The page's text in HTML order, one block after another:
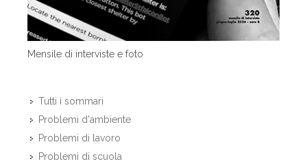
Mensile di interviste e foto
Tutti i sommari
Problemi d'ambiente
Problemi di lavoro
Problemi di scuola